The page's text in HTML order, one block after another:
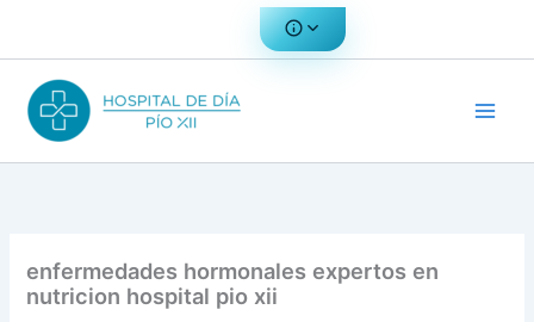
enfermedades hormonales expertos en
nutricion hospital pio xii